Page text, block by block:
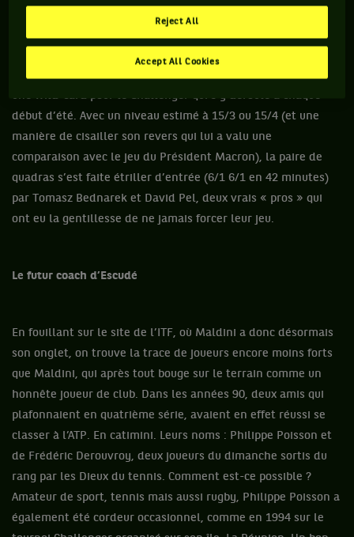
tennis, sport favori de l’ancien défenseur de l’AC Milan
depuis qu’il dit stop au ballon rond, en 2009. Vainqueur avec
son prof, un ancien 975è mondial, du tournoi de double
interne organisé dans son club milanais, Maldini a eu droit à
une wild-card pour le Challenger qui s’y déroule à chaque
début d’été. Avec un niveau estimé à 15/3 ou 15/4 (et une
manière de cisailler son revers qui lui a valu une
comparaison avec le jeu du Président Macron), la paire de
quadras s’est faite étriller d’entrée (6/1 6/1 en 42 minutes)
par Tomasz Bednarek et David Pel, deux vrais « pros » qui
ont eu la gentillesse de ne jamais forcer leur jeu.
Le futur coach d’Escudé
En fouillant sur le site de l’ITF, où Maldini a donc désormais
son onglet, on trouve la trace de joueurs encore moins forts
que Maldini, qui après tout bouge sur le terrain comme un
honnête joueur de club. Dans les années 90, deux amis qui
plafonnaient en quatrième série, avaient en effet réussi se
classer à l’ATP. En catimini. Leurs noms : Philippe Poisson et
de Frédéric Derouvroy, deux joueurs du dimanche sortis du
rang par les Dieux du tennis. Comment est-ce possible ?
Amateur de sport, tennis mais aussi rugby, Philippe Poisson a
également été cordeur occasionnel, comme en 1994 sur le
Reject All
Accept All Cookies